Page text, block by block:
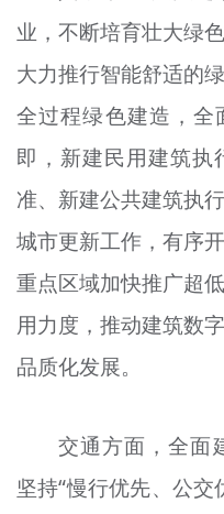
业，不断培育壮大绿
大力推行智能舒适的
全过程绿色建造，全
即，新建民用建筑执
准、新建公共建筑执
城市更新工作，有序
重点区域加快推广超
用力度，推动建筑数
品质化发展。
交通方面，全面
坚持“慢行优先、公